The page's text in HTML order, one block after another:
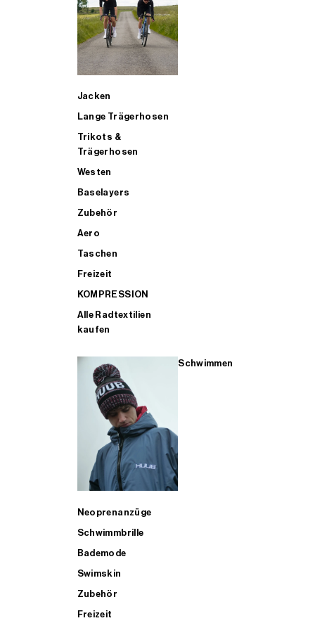
Jacken
Lange Trägerhosen
Trikots &
Trägerhosen
Westen
Baselayers
Zubehör
Aero
Taschen
Freizeit
KOMPRESSION
Alle Radtextilien
kaufen
Schwimmen
Neoprenanzüge
Schwimmbrille
Bademode
Swimskin
Zubehör
Freizeit
ALLE TRIATHLONARTIKEL FÜR MÄNNER KAUFEN